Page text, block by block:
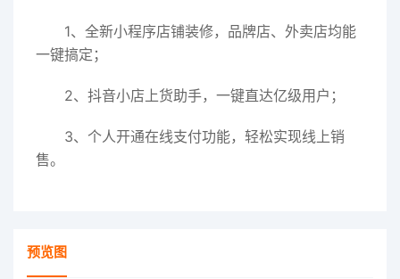
1、全新小程序店铺装修，品牌店、外卖店均能
一键搞定；
2、抖音小店上货助手，一键直达亿级用户；
3、个人开通在线支付功能，轻松实现线上销
售。
预览图